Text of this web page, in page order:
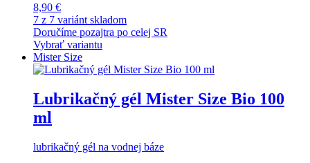
8,90 €
7 z 7 variánt skladom
Doručíme pozajtra po celej SR
Vybrať variantu
Mister Size
Lubrikačný gél Mister Size Bio 100
ml
lubrikačný gél na vodnej báze